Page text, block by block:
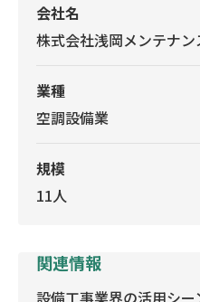
会社名
株式会社浅岡メンテナン
業種
空調設備業
規模
11人
関連情報
設備工事業界の活用シー